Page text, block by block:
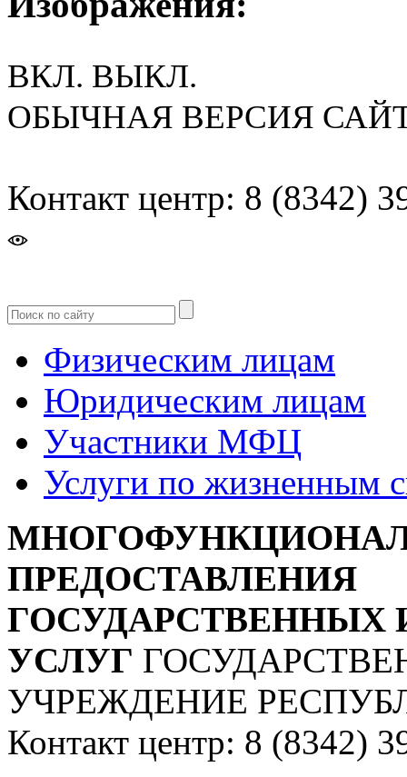
ВКЛ. ВЫКЛ.
ОБЫЧНАЯ ВЕРСИЯ
Контакт центр: 8 (8342)
Физическим лицам
Юридическим лицам
Участники МФЦ
Услуги по жизненным
ПРЕДОСТАВЛЕНИЯ
УСЛУГ
УЧРЕЖДЕНИЕ
Контакт центр: 8 (8342)